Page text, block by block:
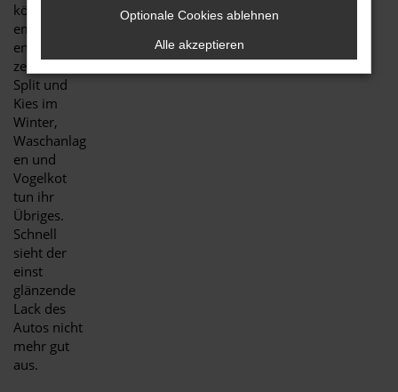
können den
empfindlich
en Lack
zerkratzen.
Split und
Kies im
Winter,
Waschanlag
en und
Vogelkot
tun ihr
Übriges.
Schnell
sieht der
einst
glänzende
Lack des
Autos nicht
mehr gut
aus.
Optionale Cookies ablehnen
Alle akzeptieren